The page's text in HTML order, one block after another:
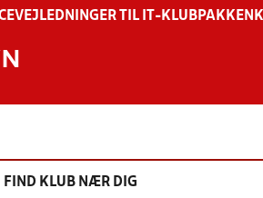
VEJLEDNINGER TIL IT-KLUBPAKKEN
FIND KLUB NÆR DIG